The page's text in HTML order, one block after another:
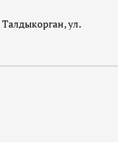
Талдыкорган, ул.